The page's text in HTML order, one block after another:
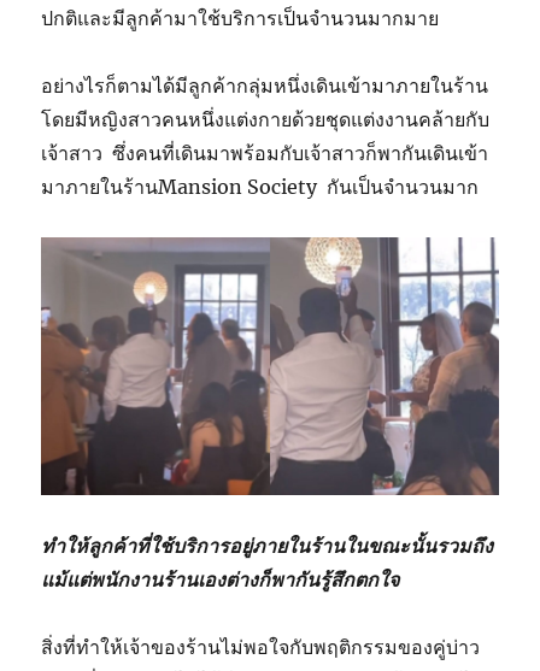
ปกติและมีลูกค้ามาใช้บริการเป็นจำนวนมากมาย
อย่างไรก็ตามได้มีลูกค้ากลุ่มหนึ่งเดินเข้ามาภายในร้าน
โดยมีหญิงสาวคนหนึ่งแต่งกายด้วยชุดแต่งงานคล้ายกับ
เจ้าสาว ซึ่งคนที่เดินมาพร้อมกับเจ้าสาวก็พากันเดินเข้า
มาภายในร้านMansion Society กันเป็นจำนวนมาก
ทำให้ลูกค้าที่ใช้บริการอยู่ภายในร้านในขณะนั้นรวมถึง
แม้แต่พนักงานร้านเองต่างก็พากันรู้สึกตกใจ
สิ่งที่ทำให้เจ้าของร้านไม่พอใจกับพฤติกรรมของคู่บ่าว